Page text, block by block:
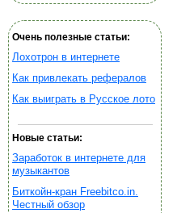
Очень полезные статьи:
Лохотрон в интернете
Как привлекать рефералов
Как выиграть в Русское лото
Новые статьи:
Заработок в интернете для
музыкантов
Биткойн-кран Freebitco.in.
Честный обзор